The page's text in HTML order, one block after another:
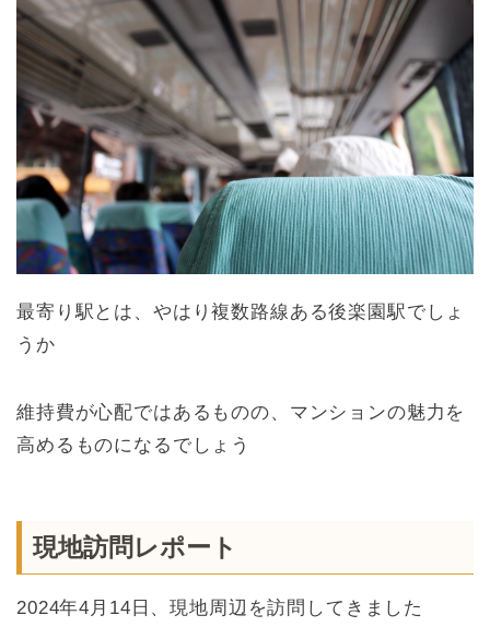
最寄り駅とは、やはり複数路線ある後楽園駅でしょ
うか
維持費が心配ではあるものの、マンションの魅力を
高めるものになるでしょう
現地訪問レポート
2024年4月14日、現地周辺を訪問してきました